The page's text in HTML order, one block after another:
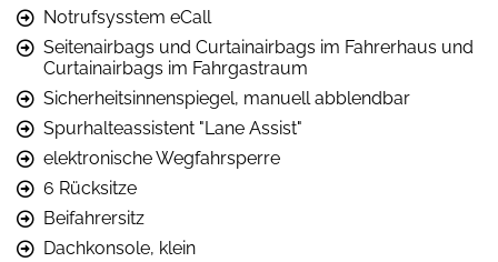
Notrufsysstem eCall
Seitenairbags und Curtainairbags im Fahrerhaus und
Curtainairbags im Fahrgastraum
Sicherheitsinnenspiegel, manuell abblendbar
Spurhalteassistent "Lane Assist"
elektronische Wegfahrsperre
6 Rücksitze
Beifahrersitz
Dachkonsole, klein